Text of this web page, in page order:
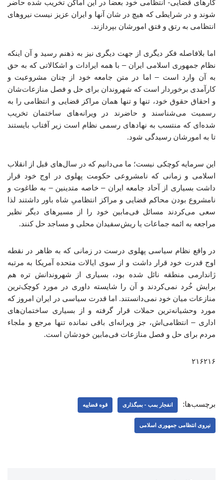
کارهای قضایی- انتظامی خود بعضا در این اماکن تخریب شده حاضر
شوند و در شرایطی که هیچ در شان آنها و ایران عزیز نیست نیروهای
انتظامی به رتق و فتق امورشان بپردازند.
اما بلافاصله فکر دیگری از جهت دیگری نیز به ذهنم رسید و آن اینکه
نظام جمهوری اسلامی ایران – با همه ایرادات و اشکالاتی که به حق
به آن وارد است – اما در متن جامعه خود از چنان مشروعیت و
کارآمدی‌ برخوردار است که شهروندان برای حل و فصل منازعات‌شان
و احقاق حقوق خود، تنها و تنها همان مراکز قضایی و انتظامی را به
رسمیت می‌شناسند و حاضرند در ویرانه‌های ساختمان تخریب
شده‌ای که منتسب به نهادهای رسمی نظام است زیر آفتاب بایستند
تا به امورشان رسیدگی شود.
این سرمایه کوچکی نیست؛ ما می‌دانیم که در سال‌های قبل از انقلاب
اسلامی و زمانی که نامشروعی حکومت پهلوی در اوج خود قرار
داشت بسیاری از آحاد جامعه ایران – خاصه متدینین – به طاغوت و
نامشروع بودن محاکم قضایی و مراکز انتظامیِ شاه باور داشتند لذا
سعی می‌کردند مسائل فی‌مابین خود را از مسیرهای دیگر نظیر
مراجعه به ائمه جماعات یا ریش‌سفیدان محلی و مساجد حل کنند.
در واقع نظام سیاسی پهلوی درست در زمانی که به ظاهر در نقطه
اوج قدرت خود قرار داشت و از سوی ایالات متحده آمریکا به مرتبه
ژاندارمی منطقه نائل شده بود، بسیاری از شهروندانش تره هم
برایش خُرد نمی‌کردند و آن را شایسته داوری در مورد کوچک‌ترین
منازعات میان خود نمی‌دانستند. اما قدرت سیاسی در ایران امروز که
مورد وحشیانه‌ترین حملات قرار گرفته و از بسیاری ساختمان‌های
اداری – انتظامی‌اش، جز ویرانه‌ای باقی نمانده تنها مرجع و ملجاء
مردم برای حل و فصل منازعات فی‌مابین خودشان است.
۲۱۶۲۱۶
برچسب‌ها: انفجار بمب - بمبگذاری قوه قضاییه
نیروی انتظامی جمهوری اسلامی